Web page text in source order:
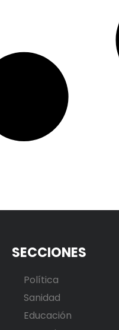
SECCIONES
Política
Sanidad
Educación